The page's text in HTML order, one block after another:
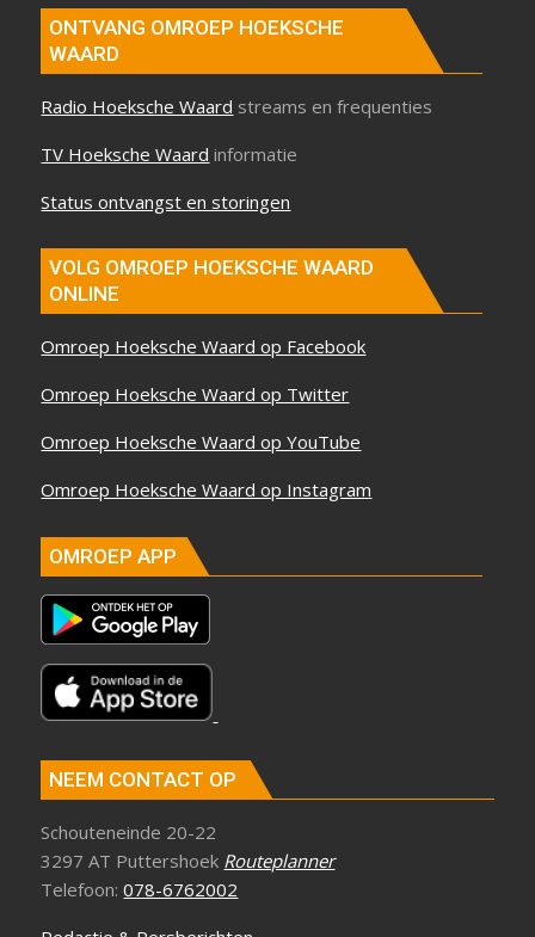
ONTVANG OMROEP HOEKSCHE
WAARD
Radio Hoeksche Waard streams en frequenties
TV Hoeksche Waard informatie
Status ontvangst en storingen
VOLG OMROEP HOEKSCHE WAARD
ONLINE
Omroep Hoeksche Waard op Facebook
Omroep Hoeksche Waard op Twitter
Omroep Hoeksche Waard op YouTube
Omroep Hoeksche Waard op Instagram
OMROEP APP
NEEM CONTACT OP
Schouteneinde 20-22
3297 AT Puttershoek Routeplanner
Telefoon:078-6762002